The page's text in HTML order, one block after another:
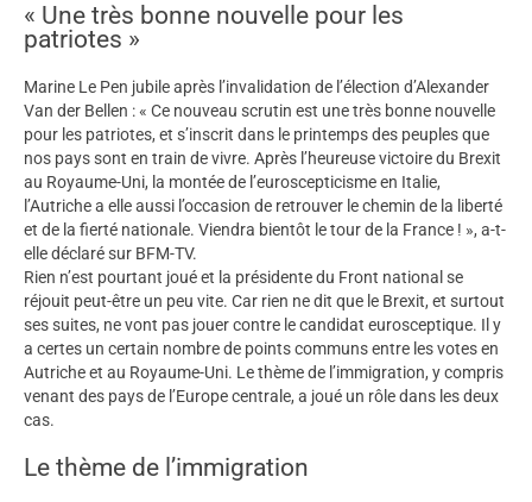
« Une très bonne nouvelle pour les
patriotes »
Marine Le Pen jubile après l’invalidation de l’élection d’Alexander
Van der Bellen : « Ce nouveau scrutin est une très bonne nouvelle
pour les patriotes, et s’inscrit dans le printemps des peuples que
nos pays sont en train de vivre. Après l’heureuse victoire du Brexit
au Royaume-Uni, la montée de l’euroscepticisme en Italie,
l’Autriche a elle aussi l’occasion de retrouver le chemin de la liberté
et de la fierté nationale. Viendra bientôt le tour de la France ! », a-t-
elle déclaré sur BFM-TV.
Rien n’est pourtant joué et la présidente du Front national se
réjouit peut-être un peu vite. Car rien ne dit que le Brexit, et surtout
ses suites, ne vont pas jouer contre le candidat eurosceptique. Il y
a certes un certain nombre de points communs entre les votes en
Autriche et au Royaume-Uni. Le thème de l’immigration, y compris
venant des pays de l’Europe centrale, a joué un rôle dans les deux
cas.
Le thème de l’immigration